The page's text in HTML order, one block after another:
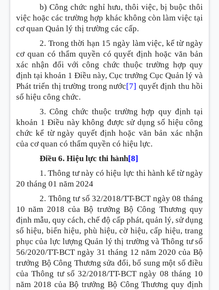
b) Công chức nghỉ hưu, thôi việc, bị buộc thôi
việc hoặc các trường hợp khác không còn làm việc tại
cơ quan Quản lý thị trường các cấp.
2. Trong thời hạn 15 ngày làm việc, kể từ ngày
cơ quan có thẩm quyền có quyết định hoặc văn bản
xác nhận đối với công chức thuộc trường hợp quy
định tại khoản 1 Điều này, Cục trưởng Cục Quản lý và
Phát triển thị trường trong nước[7] quyết định thu hồi
số hiệu công chức.
3. Công chức thuộc trường hợp quy định tại
khoản 1 Điều này không được sử dụng số hiệu công
chức kể từ ngày quyết định hoặc văn bản xác nhận
của cơ quan có thẩm quyền có hiệu lực.
Điều 6. Hiệu lực thi hành[8]
1. Thông tư này có hiệu lực thi hành kể từ ngày
20 tháng 01 năm 2024
2. Thông tư số 32/2018/TT-BCT ngày 08 tháng
10 năm 2018 của Bộ trưởng Bộ Công Thương quy
định mẫu, quy cách, chế độ cấp phát, quản lý, sử dụng
số hiệu, biển hiệu, phù hiệu, cờ hiệu, cấp hiệu, trang
phục của lực lượng Quản lý thị trường và Thông tư số
56/2020/TT-BCT ngày 31 tháng 12 năm 2020 của Bộ
trưởng Bộ Công Thương sửa đổi, bổ sung một số điều
của Thông tư số 32/2018/TT-BCT ngày 08 tháng 10
năm 2018 của Bộ trưởng Bộ Công Thương quy định